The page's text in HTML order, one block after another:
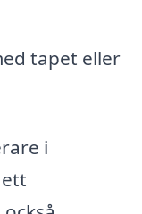
tapet eller
i